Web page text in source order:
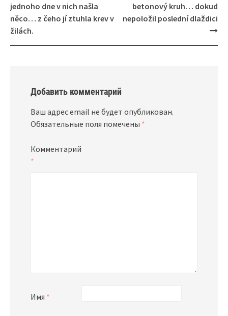
jednoho dne v nich našla
něco… z čeho jí ztuhla krev v
žilách.
betonový kruh… dokud
nepoložil poslední dlaždici
Добавить комментарий
Ваш адрес email не будет опубликован.
Обязательные поля помечены *
Комментарий
*
Имя *